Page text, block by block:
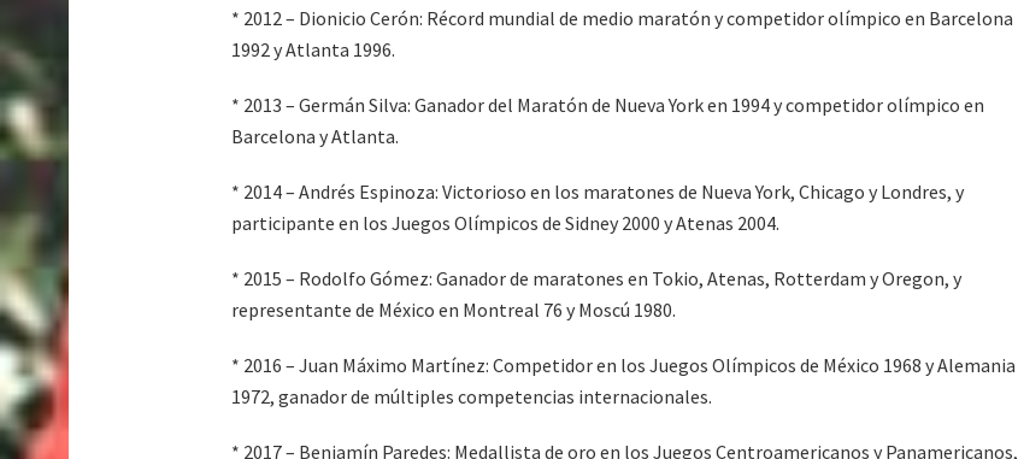
* 2012 – Dionicio Cerón: Récord mundial de medio maratón y competidor olímpico en Barcelona
1992 y Atlanta 1996.
* 2013 – Germán Silva: Ganador del Maratón de Nueva York en 1994 y competidor olímpico en
Barcelona y Atlanta.
* 2014 – Andrés Espinoza: Victorioso en los maratones de Nueva York, Chicago y Londres, y
participante en los Juegos Olímpicos de Sidney 2000 y Atenas 2004.
* 2015 – Rodolfo Gómez: Ganador de maratones en Tokio, Atenas, Rotterdam y Oregon, y
representante de México en Montreal 76 y Moscú 1980.
* 2016 – Juan Máximo Martínez: Competidor en los Juegos Olímpicos de México 1968 y Alemania
1972, ganador de múltiples competencias internacionales.
* 2017 – Benjamín Paredes: Medallista de oro en los Juegos Centroamericanos y Panamericanos,